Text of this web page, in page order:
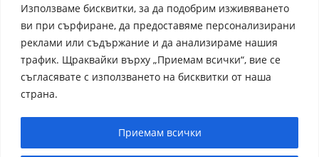
Използваме бисквитки, за да подобрим изживяването
ви при сърфиране, да предоставяме персонализирани
реклами или съдържание и да анализираме нашия
трафик. Щраквайки върху „Приемам всички“, вие се
съгласявате с използването на бисквитки от наша
страна.
Приемам всички